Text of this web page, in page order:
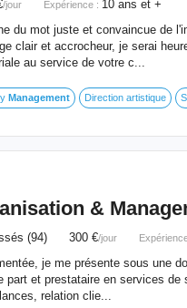
/jour Expérience : 10 ans et +
du mot juste et convaincue de
clair et accrocheur, je serai
au service de votre c...
Management Direction artistique
&
(94) 300 €/jour
je me présente sous une
part et prestataire en services
relation clie...